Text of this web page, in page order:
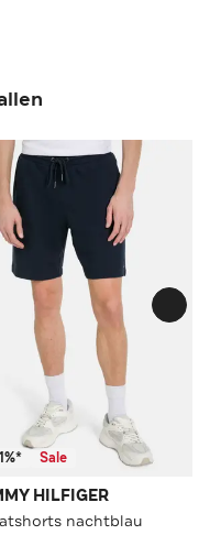
Sale
HILFIGER
nachtblau